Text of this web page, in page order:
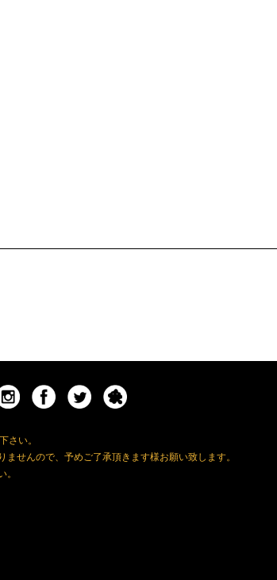
さい。
せんので、予めご了承頂きます様お願い致します。
。